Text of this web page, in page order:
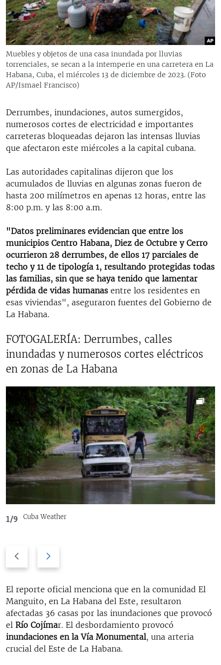
RADIO MARTÍ
ESPECIALES
ESPECIALES
LA REALIDAD DE LA VIVIENDA EN CUBA
SER VIEJO EN CUBA
LOS SANTOS DE HIALEAH
DESINFORMACIÓN RUSA EN AMÉRICA LATINA
LA INVASIÓN DE RUSIA A UCRANIA
MULTIMEDIA
EDITORIALES
SÍGUENOS
Muebles y objetos de una casa inundada por lluvias
torrenciales, se secan a la intemperie en una carretera en La
Habana, Cuba, el miércoles 13 de diciembre de 2023. (Foto
AP/Ismael Francisco)
Derrumbes, inundaciones, autos sumergidos,
numerosos cortes de electricidad e importantes
carreteras bloqueadas dejaron las intensas lluvias
que afectaron este miércoles a la capital cubana.
Las autoridades capitalinas dijeron que los
acumulados de lluvias en algunas zonas fueron de
hasta 200 milímetros en apenas 12 horas, entre las
8:00 p.m. y las 8:00 a.m.
"Datos preliminares evidencian que entre los
municipios Centro Habana, Diez de Octubre y Cerro
ocurrieron 28 derrumbes, de ellos 17 parciales de
techo y 11 de tipología 1, resultando protegidas todas
las familias, sin que se haya tenido que lamentar
pérdida de vidas humanas entre los residentes en
esas viviendas", aseguraron fuentes del Gobierno de
La Habana.
FOTOGALERÍA: Derrumbes, calles
inundadas y numerosos cortes eléctricos
en zonas de La Habana
1/9 Cuba Weather
v
i
o
u
s
s
t
s
l
i
d
e
El reporte oficial menciona que en la comunidad El
Manguito, en La Habana del Este, resultaron
afectadas 36 casas por las inundaciones que provocó
el Río Cojímar. El desbordamiento provocó
inundaciones en la Vía Monumental, una arteria
crucial del Este de La Habana.